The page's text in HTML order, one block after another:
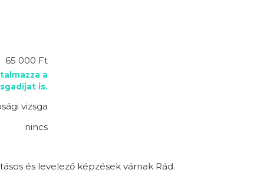
65 000 Ft
a
is.
vizsga
nincs
és levelező képzések várnak Rád.